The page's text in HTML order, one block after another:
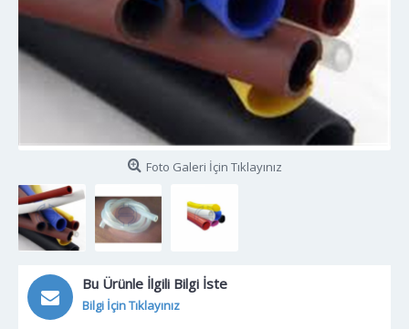
Foto Galeri İçin Tıklayınız
Bu Ürünle İlgili Bilgi İste
Bilgi İçin Tıklayınız